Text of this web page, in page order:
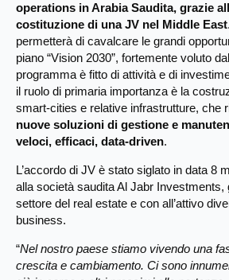
operations in Arabia Saudita, grazie
costituzione di una JV nel Middle East
permetterà di cavalcare le grandi
piano “Vision 2030”, fortemente voluto
programma è fitto di attività e di
il ruolo di primaria importanza è la
smart-cities e relative infrastrutture, che
nuove soluzioni di gestione e
veloci, efficaci, data-driven.
L’accordo di JV è stato siglato in data 8
alla società saudita Al Jabr Investments,
settore del real estate e con all’attivo
business.
“Nel nostro paese stiamo vivendo una
crescita e cambiamento. Ci sono